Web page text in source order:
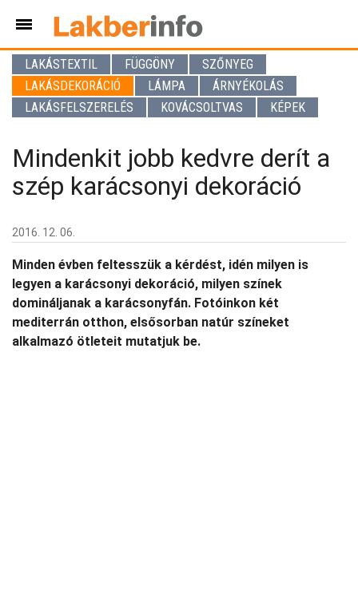
LAKÁSTEXTIL FÜGGÖNY
SZŐNYEG
LAKÁSDEKORÁCIÓ
LÁMPA
ÁRNYÉKOLÁS
LAKÁSFELSZERELÉS
KOVÁCSOLTVAS KÉPEK
Mindenkit jobb kedvre derít a
szép karácsonyi dekoráció
2016. 12. 06.
Minden évben feltesszük a kérdést, idén milyen is
legyen a karácsonyi dekoráció, milyen színek
domináljanak a karácsonyfán. Fotóinkon két
mediterrán otthon, elsősorban natúr színeket
alkalmazó ötleteit mutatjuk be.